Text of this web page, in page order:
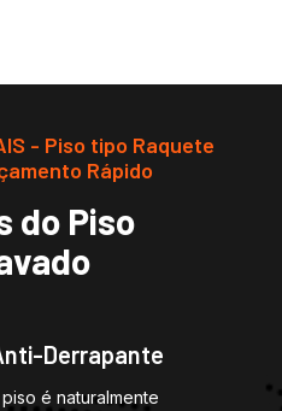
- Piso tipo Raquete
Rápido
do Piso
Derrapante
é naturalmente